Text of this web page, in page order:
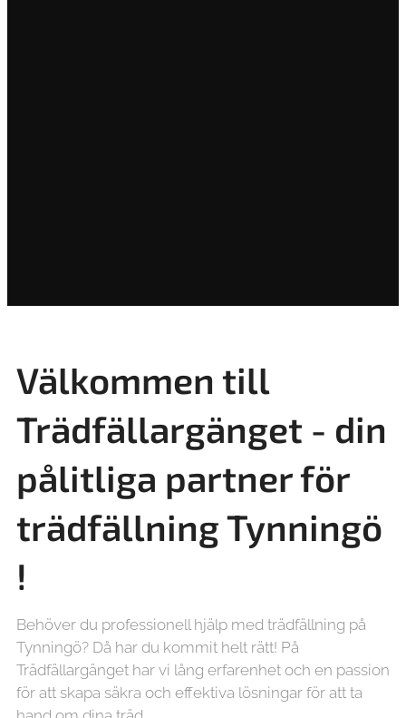
Välkommen till
Trädfällargänget - din
pålitliga partner för
trädfällningTynningö
!
Behöver du professionell hjälp med trädfällning på
Tynningö? Då har du kommit helt rätt! På
Trädfällargänget har vi lång erfarenhet och en passion
för att skapa säkra och effektiva lösningar för att ta